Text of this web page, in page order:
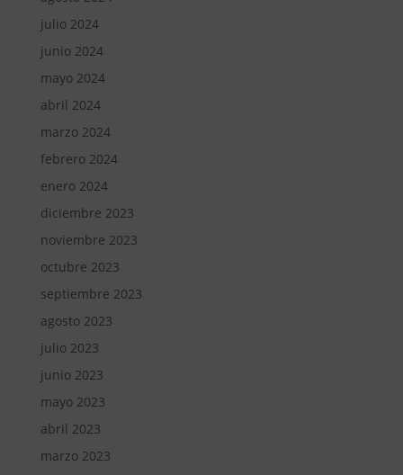
julio 2024
junio 2024
mayo 2024
abril 2024
marzo 2024
febrero 2024
enero 2024
diciembre 2023
noviembre 2023
octubre 2023
septiembre 2023
agosto 2023
julio 2023
junio 2023
mayo 2023
abril 2023
marzo 2023